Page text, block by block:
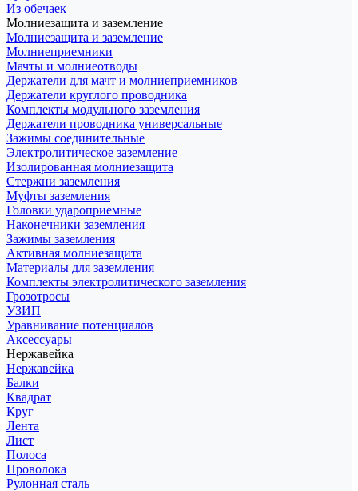
Из обечаек
Молниезащита и заземление
Молниезащита и заземление
Молниеприемники
Мачты и молниеотводы
Держатели для мачт и молниеприемников
Держатели круглого проводника
Комплекты модульного заземления
Держатели проводника универсальные
Зажимы соединительные
Электролитическое заземление
Изолированная молниезащита
Стержни заземления
Муфты заземления
Головки удароприемные
Наконечники заземления
Зажимы заземления
Активная молниезащита
Материалы для заземления
Комплекты электролитического заземления
Грозотросы
УЗИП
Уравнивание потенциалов
Аксессуары
Нержавейка
Нержавейка
Балки
Квадрат
Круг
Лента
Лист
Полоса
Проволока
Рулонная сталь